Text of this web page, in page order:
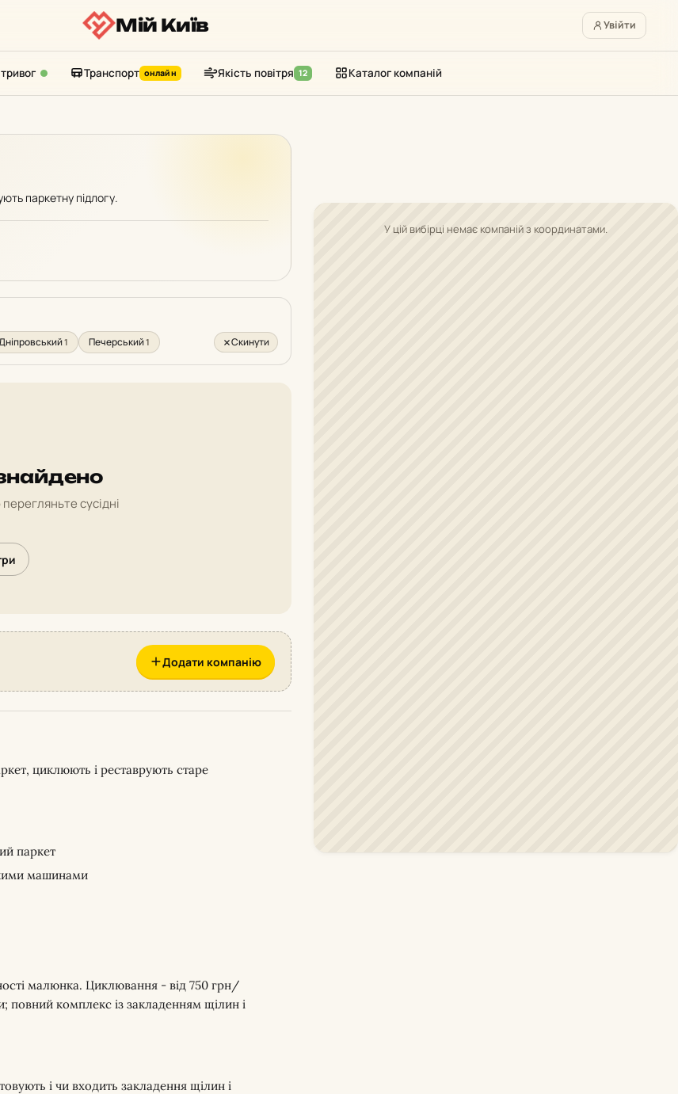
Мій Київ Увійти
Транспорт онлайн Якість повітря 12 Каталог компаній
паркетну підлогу.
1 Печерський1 Скинути
сусідні
Додати компанію
циклюють і реставрують старе
паркет
машинами
малюнка. Циклювання - від 750 грн/
комплекс із закладенням щілин і
і чи входить закладення щілин і
У цій вибірці немає компаній з координатами.